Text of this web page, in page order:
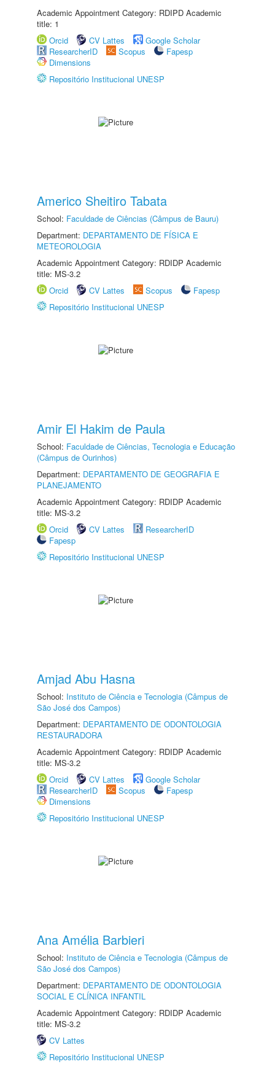
Academic Appointment Category: RDIPD Academic
title: 1
Orcid
CV Lattes
Google Scholar
ResearcherID
Scopus
Fapesp
Dimensions
Repositório Institucional UNESP
Americo Sheitiro Tabata
School: Faculdade de Ciências (Câmpus de Bauru)
Department: DEPARTAMENTO DE FÍSICA E
METEOROLOGIA
Academic Appointment Category: RDIDP Academic
title: MS-3.2
Orcid
CV Lattes Scopus
Fapesp
Repositório Institucional UNESP
Amir El Hakim de Paula
School: Faculdade de Ciências, Tecnologia e Educação
(Câmpus de Ourinhos)
Department: DEPARTAMENTO DE GEOGRAFIA E
PLANEJAMENTO
Academic Appointment Category: RDIDP Academic
title: MS-3.2
Orcid
CV Lattes
ResearcherID
Fapesp
Repositório Institucional UNESP
Amjad Abu Hasna
School: Instituto de Ciência e Tecnologia (Câmpus de
São José dos Campos)
Department: DEPARTAMENTO DE ODONTOLOGIA
RESTAURADORA
Academic Appointment Category: RDIDP Academic
title: MS-3.2
Orcid
CV Lattes
Google Scholar
ResearcherID
Scopus
Fapesp
Dimensions
Repositório Institucional UNESP
Ana Amélia Barbieri
School: Instituto de Ciência e Tecnologia (Câmpus de
São José dos Campos)
Department: DEPARTAMENTO DE ODONTOLOGIA
SOCIAL E CLÍNICA INFANTIL
Academic Appointment Category: RDIDP Academic
title: MS-3.2
CV Lattes
Repositório Institucional UNESP